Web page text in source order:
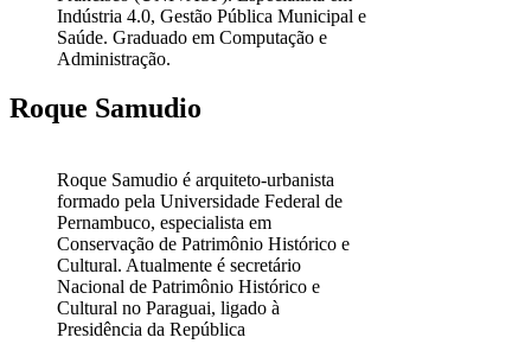
Indústria 4.0, Gestão Pública Municipal e
Saúde. Graduado em Computação e
Administração.
Roque Samudio
Roque Samudio é arquiteto-urbanista
formado pela Universidade Federal de
Pernambuco, especialista em
Conservação de Patrimônio Histórico e
Cultural. Atualmente é secretário
Nacional de Patrimônio Histórico e
Cultural no Paraguai, ligado à
Presidência da República